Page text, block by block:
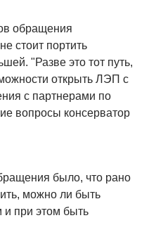
обращения
стоит портить
"Разве это тот путь,
открыть ЛЭП с
с партнерами по
вопросы консерватор
было, что рано
можно ли быть
и при этом быть